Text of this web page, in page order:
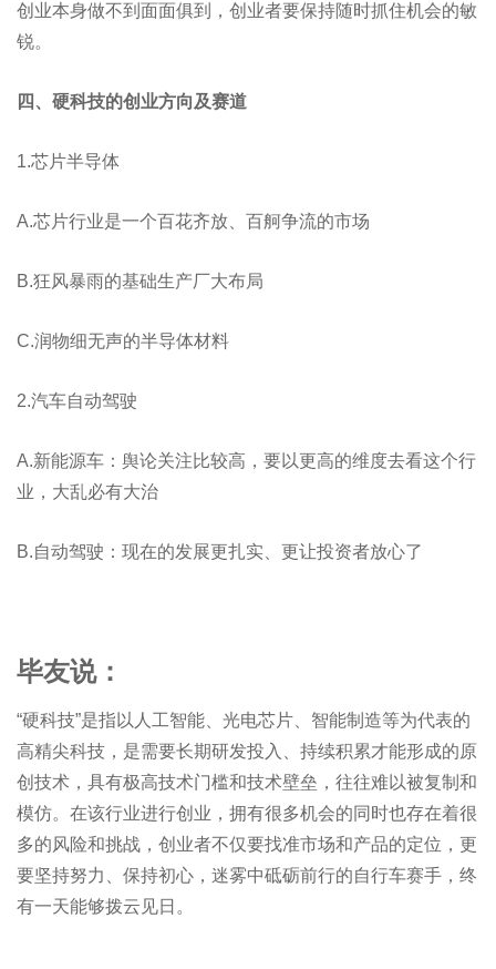
创业本身做不到面面俱到，创业者要保持随时抓住机会的敏
锐。
四、硬科技的创业方向及赛道
1.芯片半导体
A.芯片行业是一个百花齐放、百舸争流的市场
B.狂风暴雨的基础生产厂大布局
C.润物细无声的半导体材料
2.汽车自动驾驶
A.新能源车：舆论关注比较高，要以更高的维度去看这个行
业，大乱必有大治
B.自动驾驶：现在的发展更扎实、更让投资者放心了
毕友说：
“硬科技”是指以人工智能、光电芯片、智能制造等为代表的
高精尖科技，是需要长期研发投入、持续积累才能形成的原
创技术，具有极高技术门槛和技术壁垒，往往难以被复制和
模仿。在该行业进行创业，拥有很多机会的同时也存在着很
多的风险和挑战，创业者不仅要找准市场和产品的定位，更
要坚持努力、保持初心，迷雾中砥砺前行的自行车赛手，终
有一天能够拨云见日。